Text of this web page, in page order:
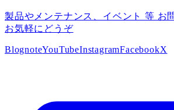
製品やメンテナンス、イベント 等 お
お気軽にどうぞ
BlognoteYouTubeInstagramFacebookX